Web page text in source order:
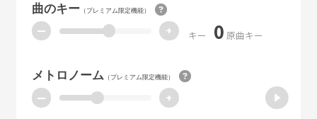
曲のキー（プレミアム限定機能）
ー + キー 0 原曲キー
メトロノーム（プレミアム限定機能）
ー +